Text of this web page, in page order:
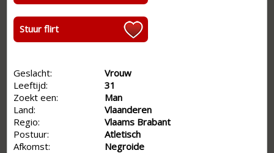
Stuur flirt
Geslacht:
Vrouw
Leeftijd:
31
Zoekt een:
Man
Land:
Vlaanderen
Regio:
Vlaams Brabant
Postuur:
Atletisch
Afkomst:
Negroide